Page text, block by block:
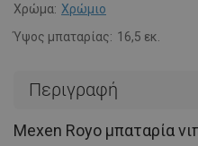
Χρώμα: Χρώμιο
Ύψος μπαταρίας: 16,5 εκ.
Περιγραφή
Mexen Royo μπαταρία